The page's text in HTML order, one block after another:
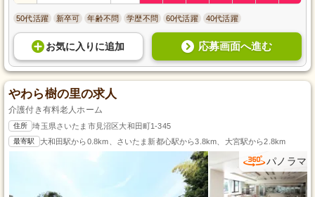
50代活躍 新卒可 年齢不問 学歴不問 60代活躍 40代活躍
お気に入り に追加 応募画面へ進む
やわら樹の里の求人
介護付き有料老人ホーム
住所 埼玉県さいたま市見沼区大和田町1-345
最寄駅 大和田駅から0.8km、さいたま新都心駅から3.8km、大宮駅から2.8km
パノラマ